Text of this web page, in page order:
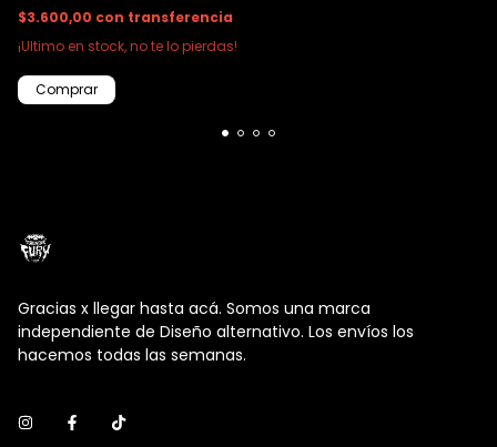
$3.600,00 con transferencia
¡Ultimo en stock, no te lo pierdas!
Gracias x llegar hasta acá. Somos una marca
independiente de Diseño alternativo. Los envíos los
hacemos todas las semanas.